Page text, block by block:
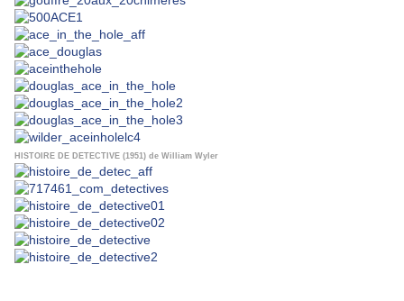
HISTOIRE DE DETECTIVE (1951) de William Wyler